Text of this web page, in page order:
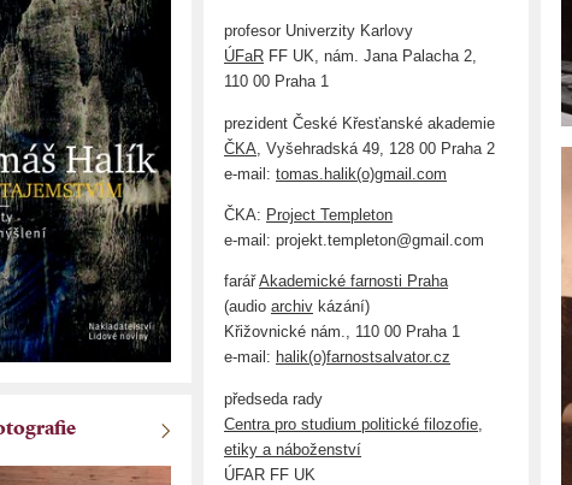
profesor Univerzity Karlovy
ÚFaR FF UK, nám. Jana Palacha 2,
110 00 Praha 1
prezident České Křesťanské akademie
ČKA , Vyšehradská 49, 128 00 Praha 2
e-mail: tomas.halik(o)gmail.com
ČKA: Project Templeton
e-mail: projekt.templeton@gmail.com
farářAkademické farnosti Praha
(audio archiv kázání)
Křižovnické nám., 110 00 Praha 1
e-mail: halik(o)farnostsalvator.cz
předseda rady
Centra pro studium politické filozofie,
etiky a náboženství
ÚFAR FF UK